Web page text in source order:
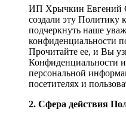
ИП Хрычкин Евгений
создали эту Политику
подчеркнуть наше
конфиденциальности
Прочитайте ее, и Вы
Конфиденциальности
персональной
посетителях и
2. Сфера действия